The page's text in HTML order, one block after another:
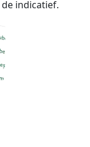
indicatief.